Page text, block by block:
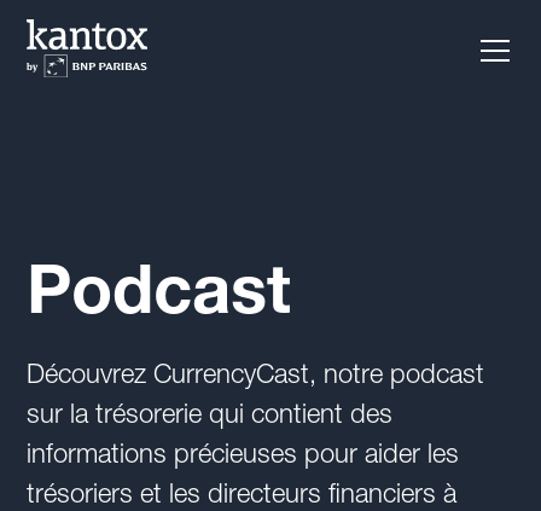
Podcast
Découvrez CurrencyCast, notre podcast
sur la trésorerie qui contient des
informations précieuses pour aider les
trésoriers et les directeurs financiers à